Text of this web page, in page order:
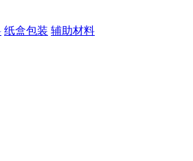
纸盒包装 辅助材料